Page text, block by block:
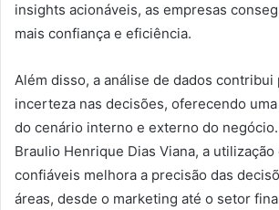
insights acionáveis, as empresas
mais confiança e eficiência.
Além disso, a análise de dados contribui
incerteza nas decisões, oferecendo
do cenário interno e externo do
Braulio Henrique Dias Viana, a utilização
confiáveis melhora a precisão das
áreas, desde o marketing até o setor